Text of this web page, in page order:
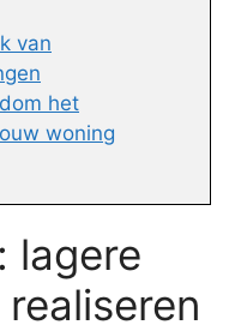
van
het
woning
lagere